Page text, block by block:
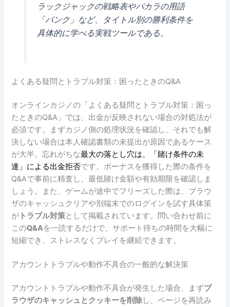
ラックジャックの戦略表やバカラの用語
「パンク」など、タイトル別の勝利条件を
具体的に学べる実戦ツールである。
よくある疑問とトラブル対策：困ったときのQ&A
オンラインカジノの「よくある疑問とトラブル対策：困っ
たときのQ&A」では、出金が反映されない場合の対処法が
必須です。まずカジノ側の処理状況を確認し、それでも解
決しない場合は本人確認書類の未提出が原因であるケース
が大半。忘れがちな最大の落とし穴は、「賭け条件の未
達」による出金拒否です。ボーナスを獲得した際の条件を
Q&Aで事前に精査し、最低賭け金額や有効期限を確認しま
しょう。また、ゲームが途中でフリーズした際は、ブラウ
ザのキャッシュクリアや別端末でのログインを試す具体策
が トラブル対策として掲載されています。問い合わせ前に
このQ&Aを一読するだけで、サポート待ちの時間を大幅に
短縮でき、ストレスなくプレイを継続できます。
アカウントトラブルや動作不具合の一般的な解決策
アカウントトラブルや動作不具合が発生した場合、まずブ
ラウザのキャッシュとクッキーを削除し、ページを再読み